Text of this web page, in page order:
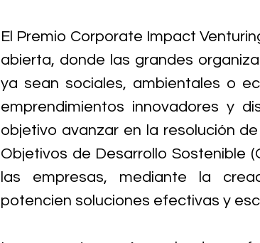
El Premio Corporate Impact
abierta, donde las grandes
ya sean sociales, ambientales o
emprendimientos innovadores y
objetivo avanzar en la resolución
Objetivos de Desarrollo Sostenible
las empresas, mediante la
potencien soluciones efectivas y